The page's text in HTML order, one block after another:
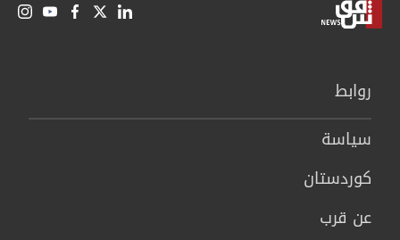
روابط
سیاسة
كوردستان
عن قرب